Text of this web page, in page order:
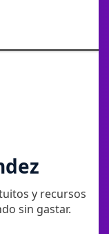
y recursos
sin gastar.